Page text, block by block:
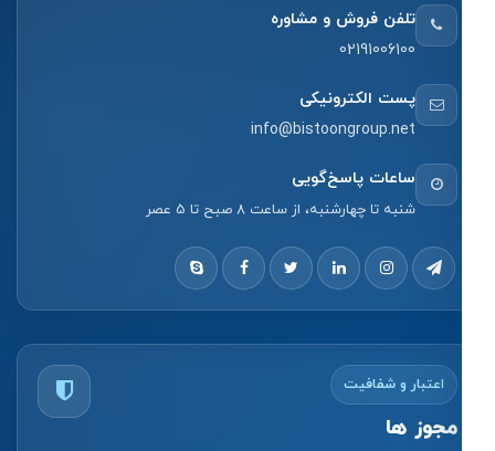
تلفن فروش و مشاوره
02191006100
پست الکترونیکی
info@bistoongroup.net
ساعات پاسخ‌گویی
شنبه تا چهارشنبه، از ساعت 8 صبح تا 5 عصر
اعتبار و شفافیت
مجوز ها